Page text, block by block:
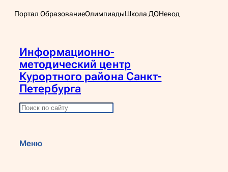
Перейти
Портал ОбразованиеОлимпиадыШкола ДОНевод
Информационно-
методический центр
Курортного района Санкт-
Петербурга
П
с
Меню